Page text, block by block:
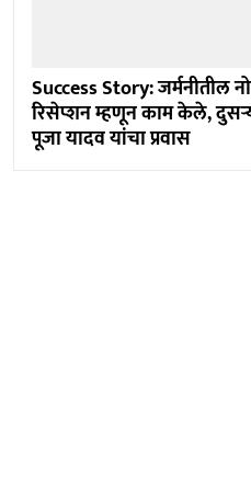
Success Story: जर्मनीतील
रिसेप्शन म्हणून काम केले,
पूजा यादव यांचा प्रवास